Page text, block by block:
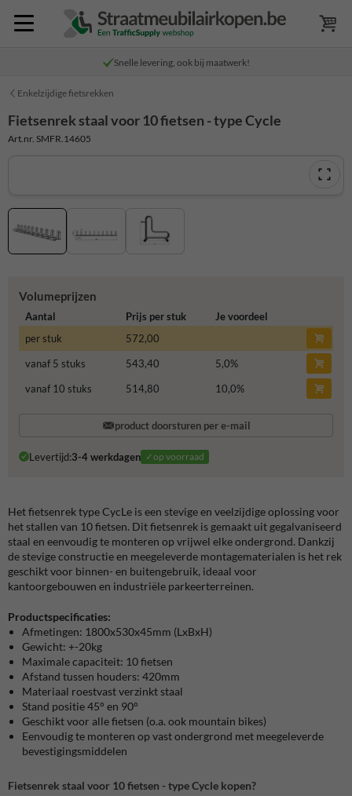
Snelle levering, ook bij maatwerk!
Enkelzijdige fietsrekken
Fietsenrek staal voor 10 fietsen - type Cycle
Art.nr. SMFR.14605
Volumeprijzen
Aantal Prijs per stuk
Je voordeel
per stuk
572,00
vanaf 5 stuks
543,40 5,0%
vanaf 10 stuks
514,80 10,0%
product doorsturen per e-mail
Levertijd:3-4 werkdagen ✓op voorraad
Het fietsenrek type CycLe is een stevige en veelzijdige oplossing voor
het stallen van 10 fietsen. Dit fietsenrek is gemaakt uit gegalvaniseerd
staal en eenvoudig te monteren op vrijwel elke ondergrond. Dankzij
de stevige constructie en meegeleverde montagematerialen is het rek
geschikt voor binnen- en buitengebruik, ideaal voor
kantoorgebouwen en industriële parkeerterreinen.
Productspecificaties:
Afmetingen: 1800x530x45mm (LxBxH)
Gewicht: +-20kg
Maximale capaciteit: 10 fietsen
Afstand tussen houders: 420mm
Materiaal roestvast verzinkt staal
Stand positie 45° en 90°
Geschikt voor alle fietsen (o.a. ook mountain bikes)
Eenvoudig te monteren op vast ondergrond met meegeleverde
bevestigingsmiddelen
Fietsenrek staal voor 10 fietsen - type Cycle kopen?